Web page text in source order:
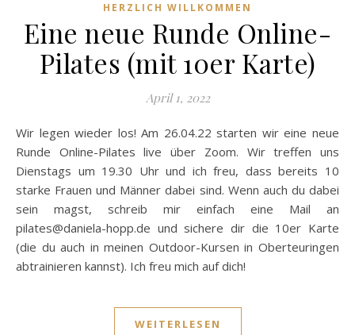
HERZLICH WILLKOMMEN
Eine neue Runde Online-
Pilates (mit 10er Karte)
April 1, 2022
Wir legen wieder los! Am 26.04.22 starten wir eine neue
Runde Online-Pilates live über Zoom. Wir treffen uns
Dienstags um 19.30 Uhr und ich freu, dass bereits 10
starke Frauen und Männer dabei sind. Wenn auch du dabei
sein magst, schreib mir einfach eine Mail an
pilates@daniela-hopp.de und sichere dir die 10er Karte
(die du auch in meinen Outdoor-Kursen in Oberteuringen
abtrainieren kannst). Ich freu mich auf dich!
WEITERLESEN